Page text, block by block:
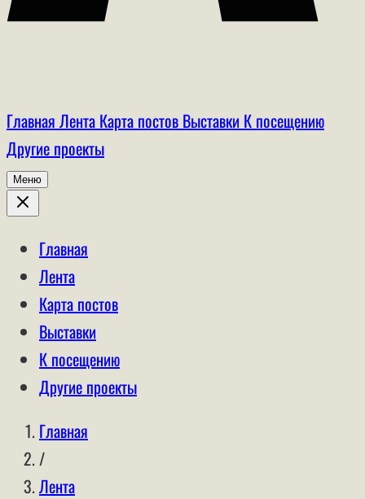
Главная Лента Карта постов Выставки К посещению
Другие проекты
Меню
Главная
Лента
Карта постов
Выставки
К посещению
Другие проекты
Главная
/
Лента